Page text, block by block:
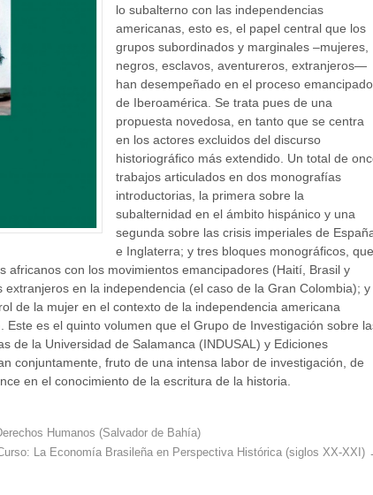
lo subalterno con las independencias
americanas, esto es, el papel central que los
grupos subordinados y marginales –mujeres,
negros, esclavos, aventureros, extranjeros—
han desempeñado en el proceso
de Iberoamérica. Se trata pues de una
propuesta novedosa, en tanto que se centra
en los actores excluidos del discurso
historiográfico más extendido. Un total de
trabajos articulados en dos monografías
introductorias, la primera sobre la
subalternidad en el ámbito hispánico y una
segunda sobre las crisis imperiales de
e Inglaterra; y tres bloques monográficos, que
africanos con los movimientos emancipadores (Haití, Brasil y
extranjeros en la independencia (el caso de la Gran Colombia); y
de la mujer en el contexto de la independencia americana
Este es el quinto volumen que el Grupo de Investigación sobre
de la Universidad de Salamanca (INDUSAL) y Ediciones
conjuntamente, fruto de una intensa labor de investigación, de
en el conocimiento de la escritura de la historia.
Humanos (Salvador de Bahía)
La Economía Brasileña en Perspectiva Histórica (siglos XX-XXI)